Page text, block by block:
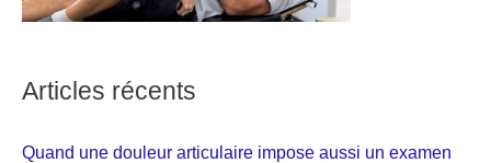
Articles récents
Quand une douleur articulaire impose aussi un examen